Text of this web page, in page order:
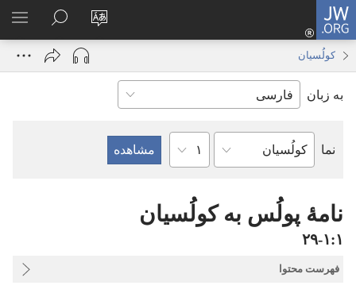
JW.ORG
زبان
سایت
را
ورود
باز
JW.ORG
جستجو
کولُسیان
به زبان
نما
کتاب
مقدّس
فصل
نامهٔ پولُس به کولُسیان
۱‏:‏۱‏-‏۲۹
فهرست محتوا